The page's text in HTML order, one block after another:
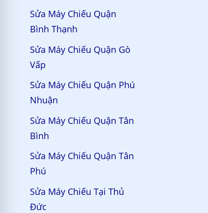
Sửa Máy Chiếu Quận
Bình Thạnh
Sửa Máy Chiếu Quận Gò
Vấp
Sửa Máy Chiếu Quận Phú
Nhuận
Sửa Máy Chiếu Quận Tân
Bình
Sửa Máy Chiếu Quận Tân
Phú
Sửa Máy Chiếu Tại Thủ
Đức